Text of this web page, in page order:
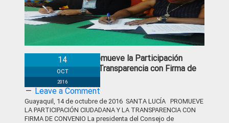
Santa Lucía promueve la Participación
Ciudadana y la Transparencia con Firma de
Convenio
14
OCT
2016
Leave a Comment
Guayaquil, 14 de octubre de 2016 SANTA LUCÍA PROMUEVE
LA PARTICIPACIÓN CIUDADANA Y LA TRANSPARENCIA CON
FIRMA DE CONVENIO La presidenta del Consejo de